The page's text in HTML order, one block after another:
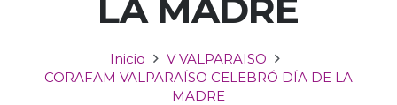
LA MADRE
Inicio
V VALPARAISO
CORAFAM VALPARAÍSO CELEBRÓ DÍA DE LA
MADRE